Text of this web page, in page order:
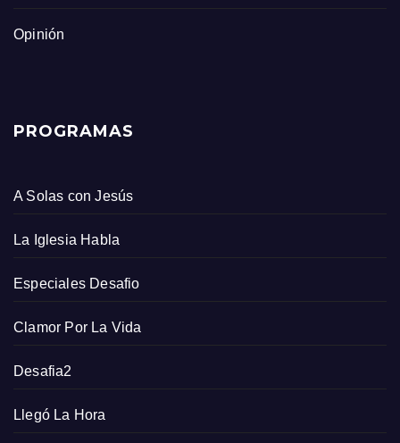
Opinión
PROGRAMAS
A Solas con Jesús
La Iglesia Habla
Especiales Desafio
Clamor Por La Vida
Desafia2
Llegó La Hora